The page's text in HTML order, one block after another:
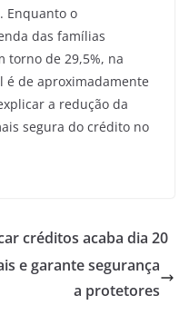
Enquanto o
das famílias
torno de 29,5%, na
é de aproximadamente
a redução da
segura do crédito no
créditos acaba dia 20
e garante segurança
a protetores